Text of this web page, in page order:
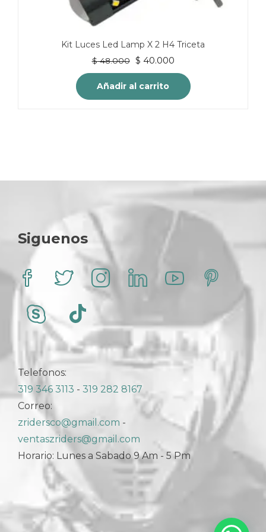
Kit Luces Led Lamp X 2 H4 Triceta
$48.000 El
precio
original
era:
$ 40.000El
precio
actual
es:
Añadir al carrito
Siguenos
Telefonos:
319 346 3113 - 319 282 8167
Correo:
zridersco@gmail.com -
ventaszriders@gmail.com
Horario: Lunes a Sabado 9 Am - 5 Pm